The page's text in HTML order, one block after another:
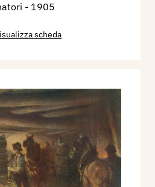
- 1905
scheda